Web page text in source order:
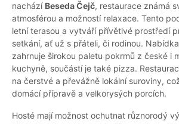
nachází Beseda Čejč, restaurace známá
atmosférou a možností relaxace. Tento
letní terasou a vytváří přívětivé prostředí
setkání, ať už s přáteli, či rodinou.
zahrnuje širokou paletu pokrmů z české i
kuchyně, součástí je také pizza.
na čerstvé a převážně lokální suroviny,
domácí přípravě a velkorysých porcích.
Hosté mají možnost ochutnat různorodý